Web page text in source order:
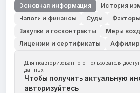
Основная информация
История
Налоги и финансы
Суды
Закупки и госконтракты
Меры
Лицензии и сертификаты
Для неавторизованного пользователя
данных
Чтобы получить актуальную
авторизуйтесь